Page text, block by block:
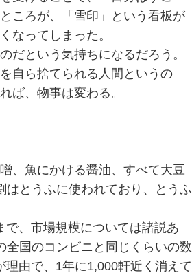
ころが、「雪印」という看板が
なってしまった。
という気持ちになるだろう。
自ら捨てられる人間というの
ば、物事は変わる。
、魚にかける醤油、すべて大豆
とうふに使われており、とうふ
で、市場規模については諸説あ
全国のコンビニと同じくらいの数
由で、1年に1,000軒近く消えて